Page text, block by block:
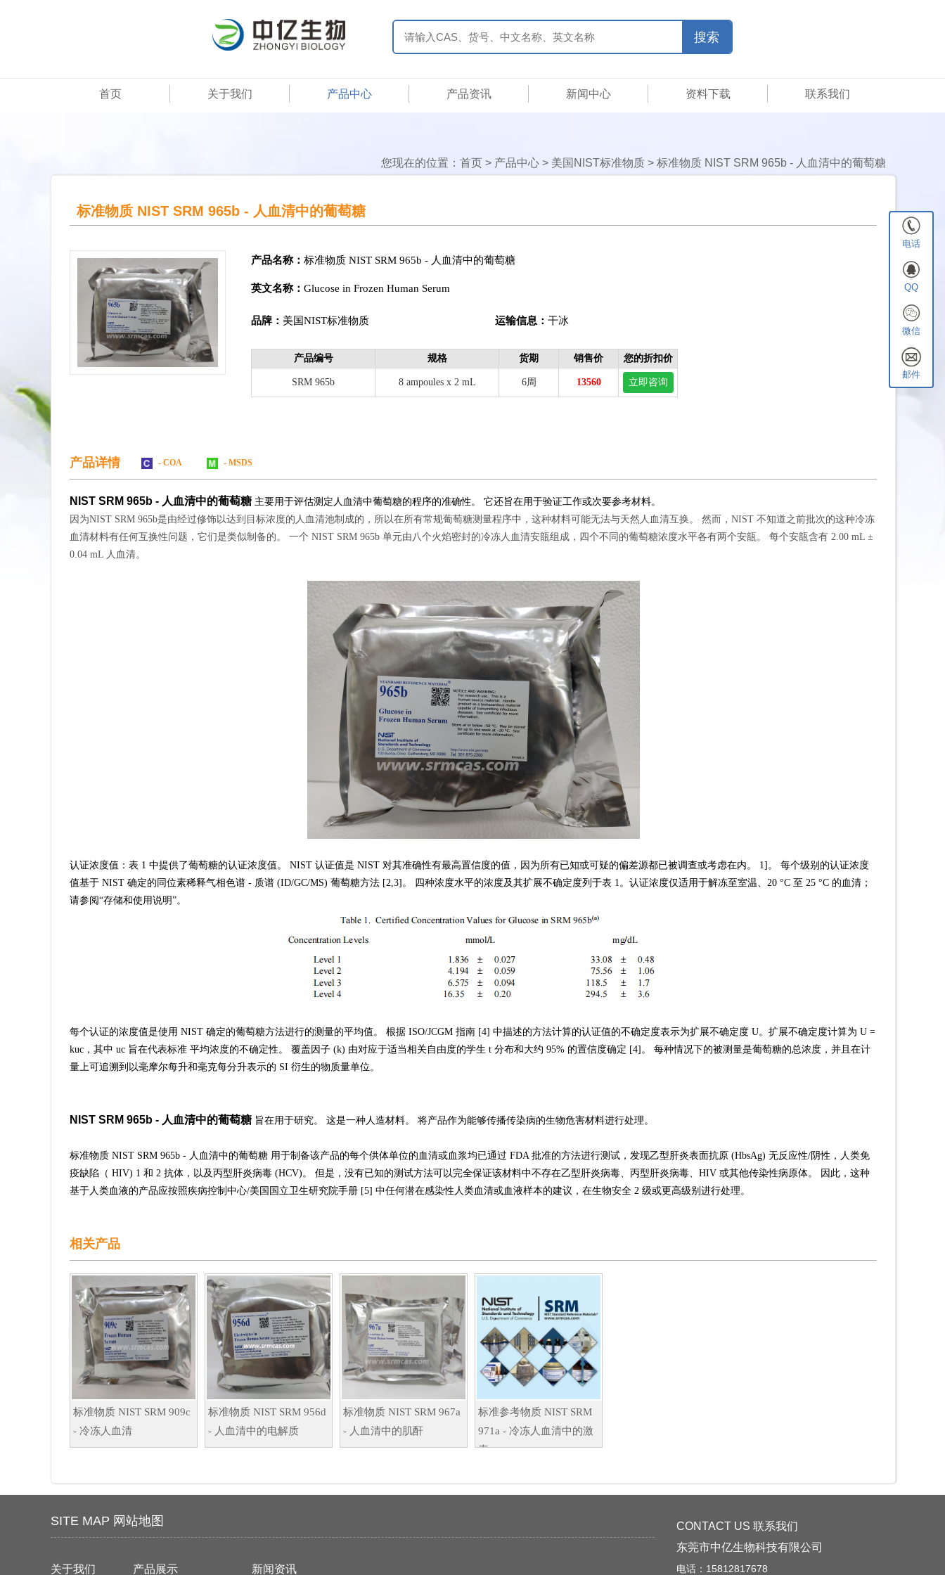
首页 关于我们 产品中心 产品资讯 新闻中心 资料下载 联系我们
您现在的位置： 首页 > 产品中心 > 美国NIST标准物质 > 标准物质 NIST SRM 965b - 人血清中的葡萄糖
标准物质 NIST SRM 965b - 人血清中的葡萄糖
产品名称： 标准物质 NIST SRM 965b - 人血清中的葡萄糖
英文名称： Glucose in Frozen Human Serum
品牌： 美国NIST标准物质 运输信息： 干冰
产品编号 规格 货期 销售价 您的折扣价
SRM 965b 8 ampoules x 2 mL 6周 13560 立即咨询
产品详情 - COA - MSDS
NIST SRM 965b - 人血清中的葡萄糖 主要用于评估测定人血清中葡萄糖的程序的准确性。 它还旨在用于验证工作或次要参考材料。
因为NIST SRM 965b是由经过修饰以达到目标浓度的人血清池制成的，所以在所有常规葡萄糖测量程序中，这种材料可能无法与天然人血清互换。 然而，NIST 不知道之前批次的这种冷冻
血清材料有任何互换性问题，它们是类似制备的。 一个 NIST SRM 965b 单元由八个火焰密封的冷冻人血清安瓿组成，四个不同的葡萄糖浓度水平各有两个安瓿。 每个安瓿含有 2.00 mL ±
0.04 mL 人血清。
认证浓度值：表 1 中提供了葡萄糖的认证浓度值。 NIST 认证值是 NIST 对其准确性有最高置信度的值，因为所有已知或可疑的偏差源都已被调查或考虑在内。 1]。 每个级别的认证浓度
值基于 NIST 确定的同位素稀释气相色谱 - 质谱 (ID/GC/MS) 葡萄糖方法 [2,3]。 四种浓度水平的浓度及其扩展不确定度列于表 1。认证浓度仅适用于解冻至室温、20 °C 至 25 °C 的血清；
请参阅“存储和使用说明”。
每个认证的浓度值是使用 NIST 确定的葡萄糖方法进行的测量的平均值。 根据 ISO/JCGM 指南 [4] 中描述的方法计算的认证值的不确定度表示为扩展不确定度 U。扩展不确定度计算为 U =
kuc，其中 uc 旨在代表标准 平均浓度的不确定性。 覆盖因子 (k) 由对应于适当相关自由度的学生 t 分布和大约 95% 的置信度确定 [4]。 每种情况下的被测量是葡萄糖的总浓度，并且在计
量上可追溯到以毫摩尔每升和毫克每分升表示的 SI 衍生的物质量单位。
NIST SRM 965b - 人血清中的葡萄糖 旨在用于研究。 这是一种人造材料。 将产品作为能够传播传染病的生物危害材料进行处理。
标准物质 NIST SRM 965b - 人血清中的葡萄糖 用于制备该产品的每个供体单位的血清或血浆均已通过 FDA 批准的方法进行测试，发现乙型肝炎表面抗原 (HbsAg) 无反应性/阴性，人类免
疫缺陷（ HIV) 1 和 2 抗体，以及丙型肝炎病毒 (HCV)。 但是，没有已知的测试方法可以完全保证该材料中不存在乙型肝炎病毒、丙型肝炎病毒、HIV 或其他传染性病原体。 因此，这种
基于人类血液的产品应按照疾病控制中心/美国国立卫生研究院手册 [5] 中任何潜在感染性人类血清或血液样本的建议，在生物安全 2 级或更高级别进行处理。
相关产品
标准物质 NIST SRM 909c
- 冷冻人血清
标准物质 NIST SRM 956d
- 人血清中的电解质
标准物质 NIST SRM 967a
- 人血清中的肌酐
标准参考物质 NIST SRM
971a - 冷冻人血清中的激
素
SITE MAP 网站地图
关于我们 产品展示 新闻资讯
CONTACT US 联系我们
东莞市中亿生物科技有限公司
电话：15812817678
电话
QQ
微信
邮件